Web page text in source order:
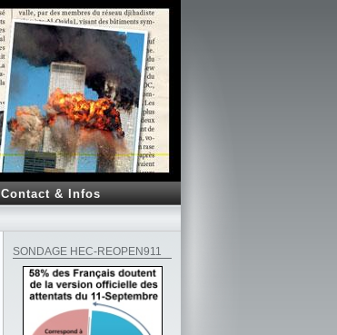
Contact & Infos
SONDAGE HEC-REOPEN911